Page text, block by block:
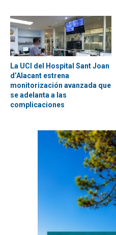
La UCI del Hospital Sant Joan
d’Alacant estrena
monitorización avanzada que
se adelanta a las
complicaciones